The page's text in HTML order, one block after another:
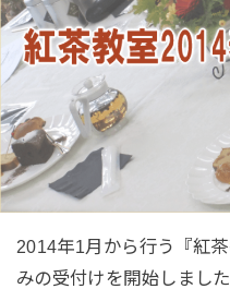
2014年1月から行う『紅
みの受付けを開始しました